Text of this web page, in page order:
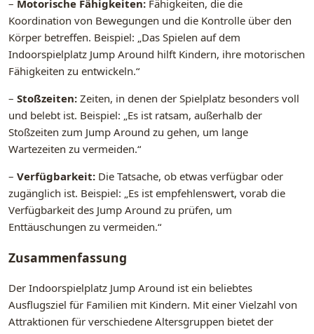
– Motorische Fähigkeiten: Fähigkeiten, die die
Koordination von Bewegungen und die Kontrolle über den
Körper betreffen. Beispiel: „Das Spielen auf dem
Indoorspielplatz Jump Around hilft Kindern, ihre motorischen
Fähigkeiten zu entwickeln.“
– Stoßzeiten: Zeiten, in denen der Spielplatz besonders voll
und belebt ist. Beispiel: „Es ist ratsam, außerhalb der
Stoßzeiten zum Jump Around zu gehen, um lange
Wartezeiten zu vermeiden.“
– Verfügbarkeit: Die Tatsache, ob etwas verfügbar oder
zugänglich ist. Beispiel: „Es ist empfehlenswert, vorab die
Verfügbarkeit des Jump Around zu prüfen, um
Enttäuschungen zu vermeiden.“
Zusammenfassung
Der Indoorspielplatz Jump Around ist ein beliebtes
Ausflugsziel für Familien mit Kindern. Mit einer Vielzahl von
Attraktionen für verschiedene Altersgruppen bietet der